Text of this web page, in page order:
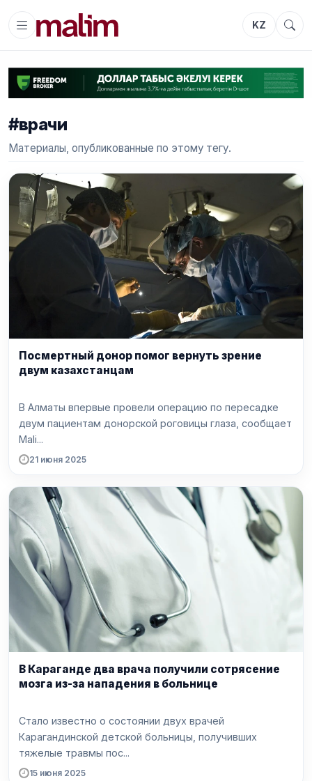
KZ
#врачи
Материалы, опубликованные по этому тегу.
Посмертный донор помог вернуть зрение
двум казахстанцам
В Алматы впервые провели операцию по пересадке
двум пациентам донорской роговицы глаза, сообщает
Mali...
21 июня 2025
В Караганде два врача получили сотрясение
мозга из-за нападения в больнице
Стало известно о состоянии двух врачей
Карагандинской детской больницы, получивших
тяжелые травмы пос...
15 июня 2025